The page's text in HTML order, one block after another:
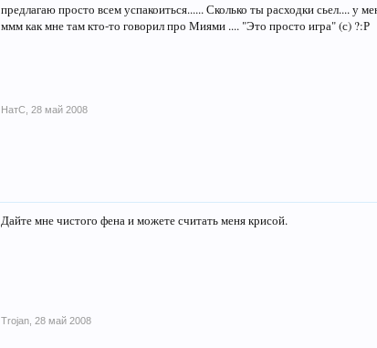
предлагаю просто всем успакоиться...... Сколько ты расходки сьел.... у
ммм как мне там кто-то говорил про Миями .... "Это просто игра" (с) ?:Р
НатС 28 май 2008
Дайте мне чистого фена и можете считать меня крисой.
Trojan 28 май 2008